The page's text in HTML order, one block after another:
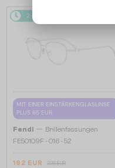
2-4 WERKTAGE
MIT EINER EINSTÄRKENGLASLINSE
PLUS 65 EUR
Fendi — Brillenfassungen
FE50109F - 016 - 52
192 EUR 226 EUR